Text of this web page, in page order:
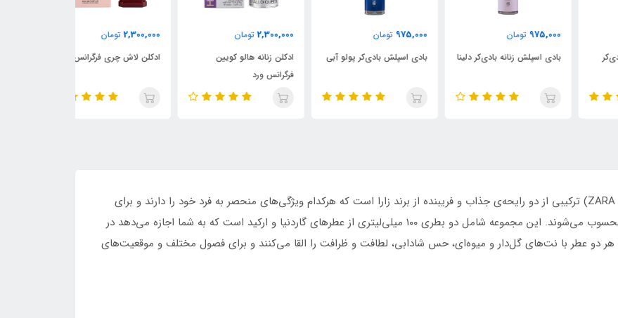
تومان
بادی اسپلش زنانه بادی‌کر دلینا
تومان
بادی اسپلش بادی‌کر پولو آبی
2,300,000 تومان
ادکلن زنانه هالو کویین
فرگرانس ورد
2,300,000 تومان
ادکلن لاش چری فرگرانس ورد
عطر زارا گاردنیا + ارکید (ZARA Gardenia + Orchid 2*100 ML) ترکیبی از دو رایحه‌ی جذاب و فریبنده از برند زارا است که هرکدام ویژگی‌های منحصر به فرد خود را دارند و برای
علاقه‌مندان به عطرهای زنانه و لطیف انتخابی ایده‌آل محسوب می‌شوند. این مجموعه شامل دو بطری ۱۰۰ میلی‌لیتری از عطرهای گاردنیا و ارکید است که به شما اجازه می‌دهد در
هر دو عطر با نت‌های گل‌دار و میوه‌ای، حس شادابی، لطافت و ظرافت را القا می‌کنند و برای فصول مختلف و موقعیت‌های